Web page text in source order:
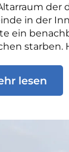
der
in der
ein
starben.
lesen